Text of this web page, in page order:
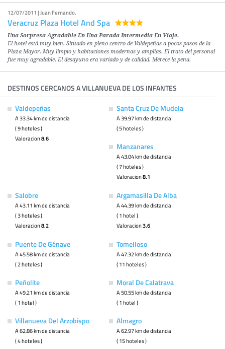
12/07/2011 | Juan Fernando.
Veracruz Plaza Hotel And Spa
Una Sorpresa Agradable En Una Parada Intermedia En Viaje.
El hotel está muy bien. Situado en pleno centro de Valdepeñas a pocos pasos de la
Plaza Mayor. Muy limpio y habitaciones modernas y amplias. El trato del personal
fue muy agradable. El desayuno era variado y de calidad. Merece la pena.
DESTINOS CERCANOS A VILLANUEVA DE LOS INFANTES
Valdepeñas
A 33.34 km de distancia
( 9 hoteles )
Valoracion8.6
Santa Cruz De Mudela
A 39.97 km de distancia
( 5 hoteles )
Manzanares
A 43.04 km de distancia
( 7 hoteles )
Valoracion8.1
Salobre
A 43.11 km de distancia
( 3 hoteles )
Valoracion8.2
Argamasilla De Alba
A 44.39 km de distancia
( 1 hotel )
Valoracion3.6
Puente De Génave
A 45.58 km de distancia
( 2 hoteles )
Tomelloso
A 47.32 km de distancia
( 11 hoteles )
Peñolite
A 49.21 km de distancia
( 1 hotel )
Moral De Calatrava
A 50.55 km de distancia
( 1 hotel )
Villanueva Del Arzobispo
A 62.86 km de distancia
( 4 hoteles )
Almagro
A 62.97 km de distancia
( 15 hoteles )